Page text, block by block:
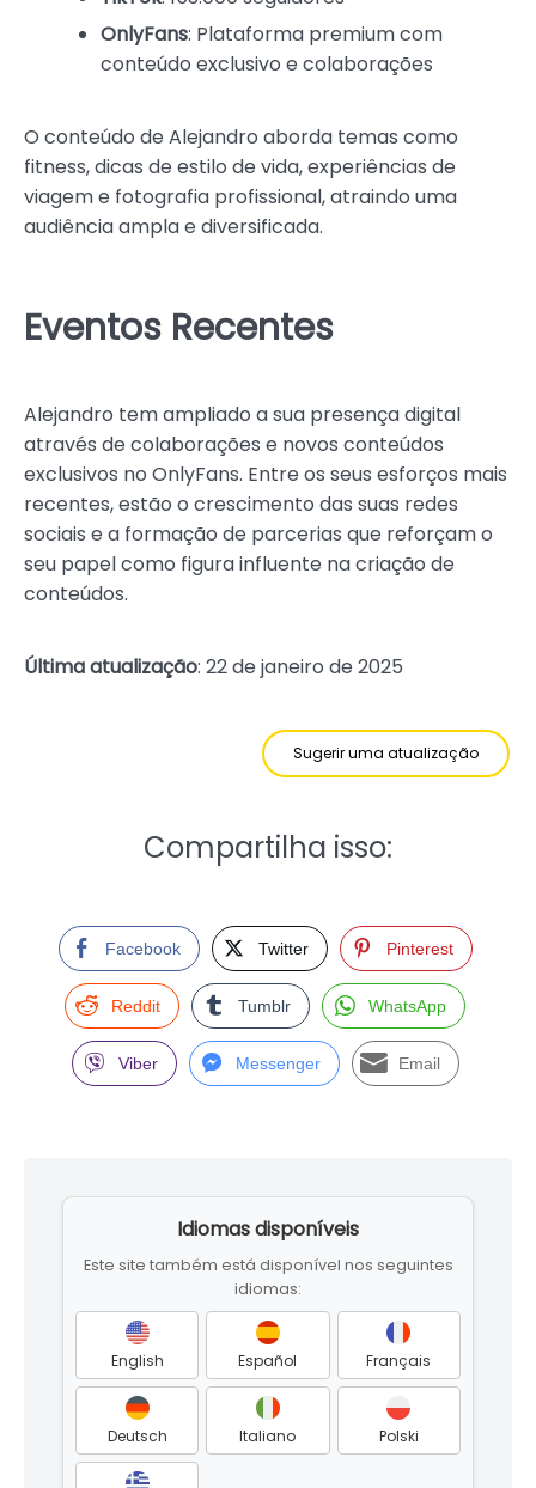
OnlyFans: Plataforma premium com
conteúdo exclusivo e colaborações
O conteúdo de Alejandro aborda temas como
fitness, dicas de estilo de vida, experiências de
viagem e fotografia profissional, atraindo uma
audiência ampla e diversificada.
Eventos Recentes
Alejandro tem ampliado a sua presença digital
através de colaborações e novos conteúdos
exclusivos no OnlyFans. Entre os seus esforços mais
recentes, estão o crescimento das suas redes
sociais e a formação de parcerias que reforçam o
seu papel como figura influente na criação de
conteúdos.
Última atualização: 22 de janeiro de 2025
Sugerir uma atualização
Compartilha isso:
Facebook Twitter Pinterest
Reddit Tumblr WhatsApp
Viber Messenger Email
Idiomas disponíveis
Este site também está disponível nos seguintes
idiomas:
English Español Français
Deutsch Italiano Polski